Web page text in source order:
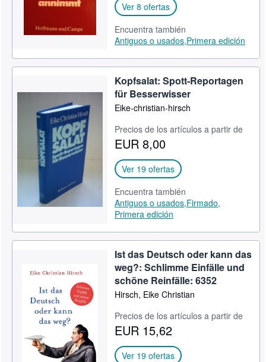
Ver 8 ofertas
Encuentra también
Antiguos o usados,Primera edición
Kopfsalat: Spott-Reportagen
für Besserwisser
Eike-christian-hirsch
Precios de los artículos a partir de
EUR 8,00
Ver 19 ofertas
Encuentra también
Antiguos o usados,Firmado,
Primera edición
Ist das Deutsch oder kann das
weg?: Schlimme Einfälle und
schöne Reinfälle: 6352
Hirsch, Eike Christian
Precios de los artículos a partir de
EUR 15,62
Ver 19 ofertas